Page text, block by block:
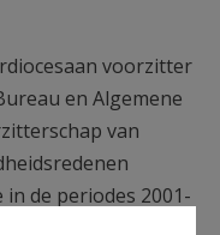
voorzitter
en Algemene
van
in de periodes 2001-